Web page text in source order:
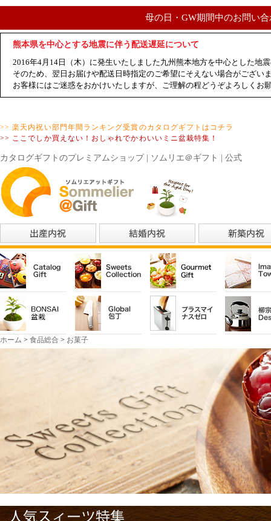
母の日・GW期間中のお問い
熊本県を中心とする地震に伴う配送遅延について
2016年4月14日（木）に発生いたしました九州熊本地方を中心とした地
そのため、翌日お届けや配送日時指定のご希望にそえない場合がござい
お客様にはご迷惑をおかけいたしますが、ご理解の程どうぞよろしくお
>> 楽天内祝い部門年間ランキング受賞のカタログギフトはコチラ
>> ここでしか買えない！おしゃれでかわいいミニ盆栽特集！
カタログギフトのプレミアムショップ | ソムリエ＠ギフト | 公式
ホーム > 食品総合 > お菓子